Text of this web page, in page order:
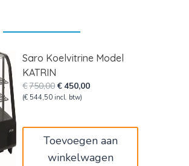
Saro Koelvitrine Model
KATRIN
€750,00Oorspronkelijke
prijs
€450,00Huidige
(€ 544,50 incl. btw)
Toevoegen aan
winkelwagen